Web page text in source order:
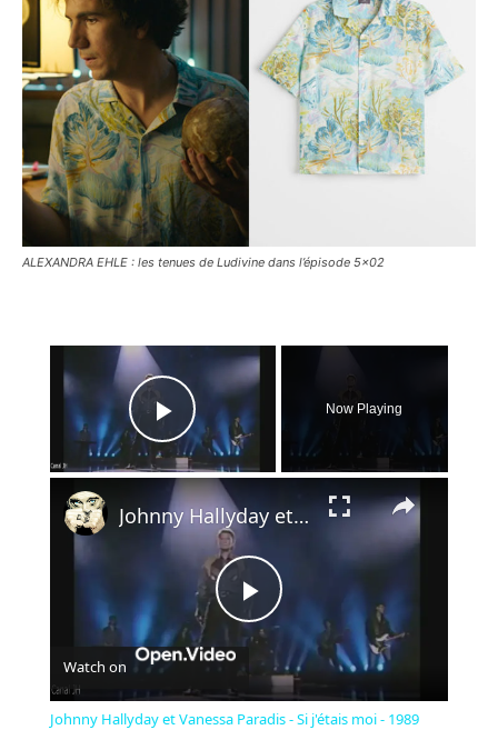
ALEXANDRA EHLE : les tenues de Ludivine dans l’épisode 5×02
×
Play Video
Now Playing
×
Play
Video
Johnny Hallyday et Vanessa Paradis - Si j'étais moi - 1989
Watch on
Johnny Hallyday et Vanessa Paradis - Si j'étais moi - 1989